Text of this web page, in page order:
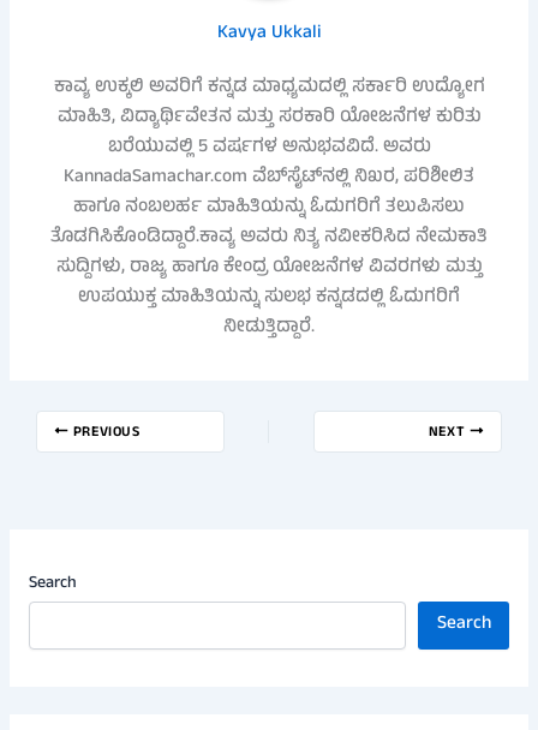
Kavya Ukkali
ಕಾವ್ಯ ಉಕ್ಕಲಿ ಅವರಿಗೆ ಕನ್ನಡ ಮಾಧ್ಯಮದಲ್ಲಿ ಸರ್ಕಾರಿ ಉದ್ಯೋಗ
ಮಾಹಿತಿ, ವಿದ್ಯಾರ್ಥಿವೇತನ ಮತ್ತು ಸರಕಾರಿ ಯೋಜನೆಗಳ ಕುರಿತು
ಬರೆಯುವಲ್ಲಿ 5 ವರ್ಷಗಳ ಅನುಭವವಿದೆ. ಅವರು
KannadaSamachar.com ವೆಬ್‌ಸೈಟ್‌ನಲ್ಲಿ ನಿಖರ, ಪರಿಶೀಲಿತ
ಹಾಗೂ ನಂಬಲರ್ಹ ಮಾಹಿತಿಯನ್ನು ಓದುಗರಿಗೆ ತಲುಪಿಸಲು
ತೊಡಗಿಸಿಕೊಂಡಿದ್ದಾರೆ.ಕಾವ್ಯ ಅವರು ನಿತ್ಯ ನವೀಕರಿಸಿದ ನೇಮಕಾತಿ
ಸುದ್ದಿಗಳು, ರಾಜ್ಯ ಹಾಗೂ ಕೇಂದ್ರ ಯೋಜನೆಗಳ ವಿವರಗಳು ಮತ್ತು
ಉಪಯುಕ್ತ ಮಾಹಿತಿಯನ್ನು ಸುಲಭ ಕನ್ನಡದಲ್ಲಿ ಓದುಗರಿಗೆ
ನೀಡುತ್ತಿದ್ದಾರೆ.
PREVIOUS NEXT
Search
Search